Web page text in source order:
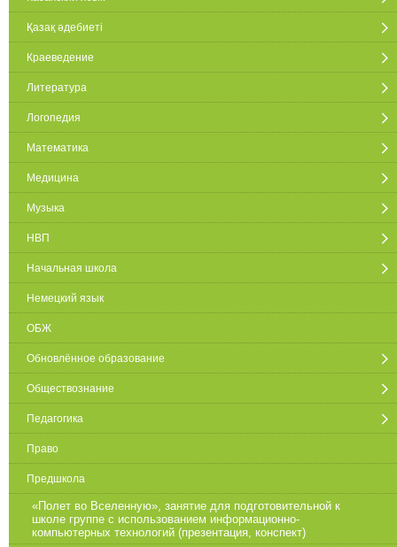
Қазақ әдебиеті
Краеведение
Литература
Логопедия
Математика
Медицина
Музыка
НВП
Начальная школа
Немецкий язык
ОБЖ
Обновлённое образование
Обществознание
Педагогика
Право
Предшкола
«Полет во Вселенную», занятие для подготовительной к
школе группе с использованием информационно-
компьютерных технологий (презентация, конспект)